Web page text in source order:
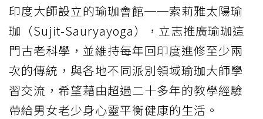
印度大師設立的瑜珈會館──索莉雅太陽瑜
珈（Sujit-Sauryayoga），立志推廣瑜珈這
門古老科學，並維持每年回印度進修至少兩
次的傳統，與各地不同派別領域瑜珈大師學
習交流，希望藉由超過二十多年的教學經驗
帶給男女老少身心靈平衡健康的生活。